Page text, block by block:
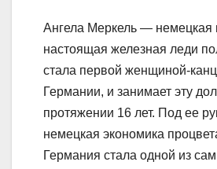
Ангела Меркель — немецкая
настоящая железная леди
стала первой женщиной-
Германии, и занимает эту
протяжении 16 лет. Под ее
немецкая экономика
Германия стала одной из